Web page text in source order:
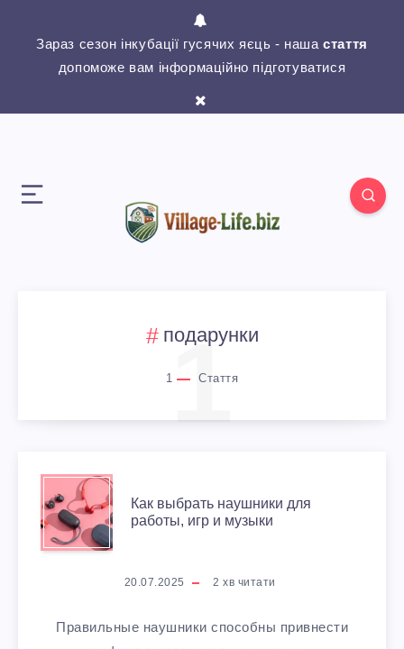
Зараз сезон інкубації гусячих яєць - нашастаття
допоможе вам інформаційно підготуватися
подарунки
1 Стаття
1
К
А
В
Как выбрать наушники для
работы, игр и музыки
20.07.2025 2 хв читати
Правильные наушники способны привнести